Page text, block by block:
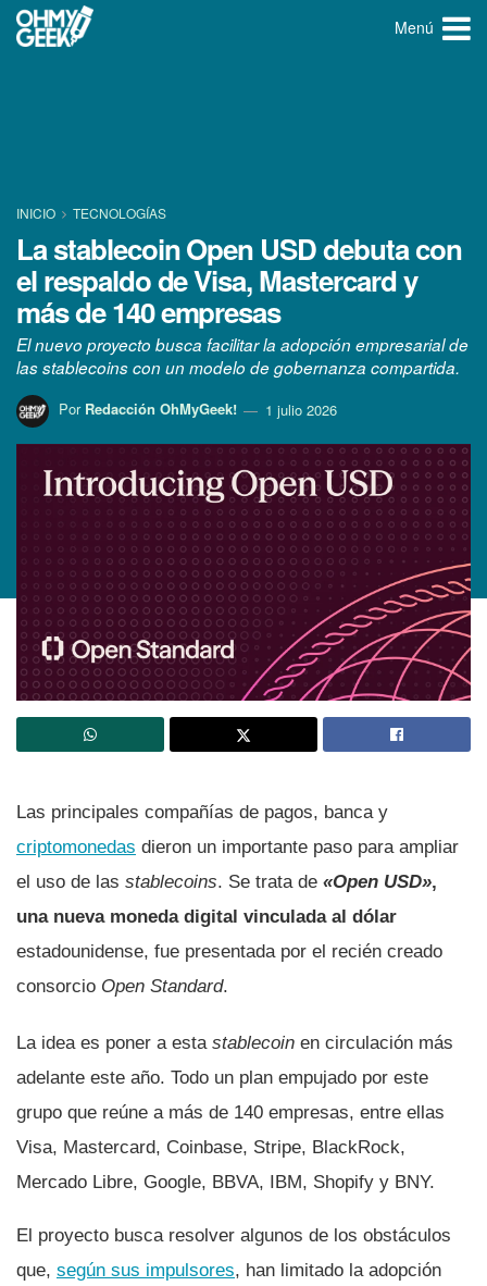
Menú
INICIO TECNOLOGÍ­AS
La stablecoin Open USD debuta con
el respaldo de Visa, Mastercard y
más de 140 empresas
El nuevo proyecto busca facilitar la adopción empresarial de
las stablecoins con un modelo de gobernanza compartida.
Por Redacción OhMyGeek! 1 julio 2026
Las principales compañías de pagos, banca y
criptomonedas dieron un importante paso para ampliar
el uso de las stablecoins. Se trata de «Open USD»,
una nueva moneda digital vinculada al dólar
estadounidense, fue presentada por el recién creado
consorcio Open Standard.
La idea es poner a esta stablecoin en circulación más
adelante este año. Todo un plan empujado por este
grupo que reúne a más de 140 empresas, entre ellas
Visa, Mastercard, Coinbase, Stripe, BlackRock,
Mercado Libre, Google, BBVA, IBM, Shopify y BNY.
El proyecto busca resolver algunos de los obstáculos
que, según sus impulsores, han limitado la adopción